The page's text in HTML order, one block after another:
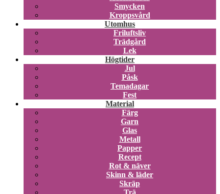
Smycken
Kroppsvård
Utomhus
Friluftsliv
Trädgård
Lek
Högtider
Jul
Påsk
Temadagar
Fest
Material
Färg
Garn
Glas
Metall
Papper
Recept
Rot & näver
Skinn & läder
Skräp
Trä